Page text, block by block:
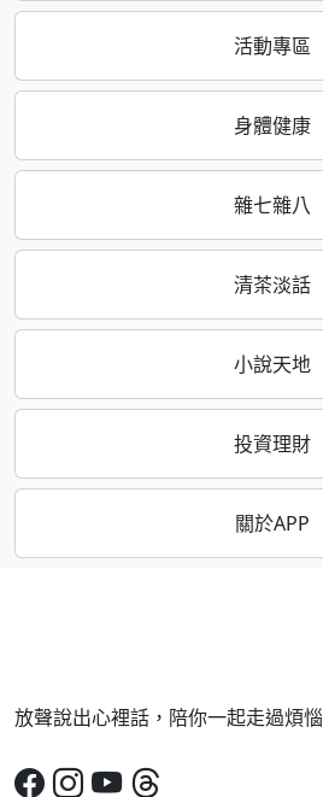
活動專區
身體健康
雜七雜八
清茶淡話
小說天地
投資理財
關於APP
放聲說出心裡話，陪你一起走過煩惱